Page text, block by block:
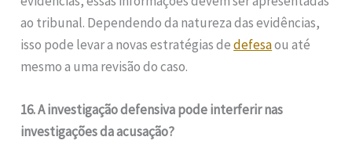
ao tribunal. Dependendo da natureza das evidências,
isso pode levar a novas estratégias dedefesaou até
mesmo a uma revisão do caso.
16. A investigação defensiva pode interferir nas
investigações da acusação?